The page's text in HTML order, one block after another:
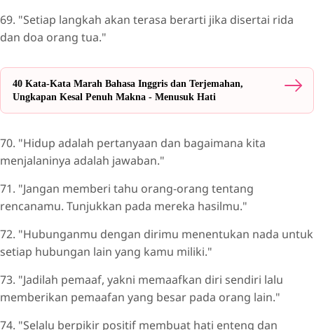
69. "Setiap langkah akan terasa berarti jika disertai rida
dan doa orang tua."
40 Kata-Kata Marah Bahasa Inggris dan Terjemahan,
Ungkapan Kesal Penuh Makna - Menusuk Hati
70. "Hidup adalah pertanyaan dan bagaimana kita
menjalaninya adalah jawaban."
71. "Jangan memberi tahu orang-orang tentang
rencanamu. Tunjukkan pada mereka hasilmu."
72. "Hubunganmu dengan dirimu menentukan nada untuk
setiap hubungan lain yang kamu miliki."
73. "Jadilah pemaaf, yakni memaafkan diri sendiri lalu
memberikan pemaafan yang besar pada orang lain."
74. "Selalu berpikir positif membuat hati enteng dan